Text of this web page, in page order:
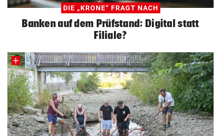
DIE „KRONE“ FRAGT NACH
Banken auf dem Prüfstand: Digital statt
Filiale?